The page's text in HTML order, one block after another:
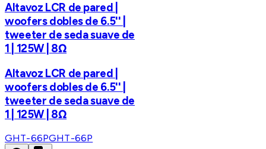
Altavoz LCR de pared |
woofers dobles de 6.5'' |
tweeter de seda suave de
1 | 125W | 8Ω
Altavoz LCR de pared |
woofers dobles de 6.5'' |
tweeter de seda suave de
1 | 125W | 8Ω
GHT-66PGHT-66P